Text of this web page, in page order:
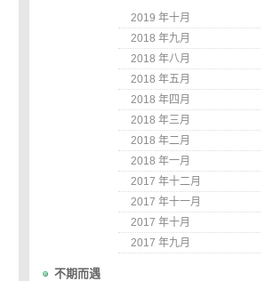
2019 年十月
2018 年九月
2018 年八月
2018 年五月
2018 年四月
2018 年三月
2018 年二月
2018 年一月
2017 年十二月
2017 年十一月
2017 年十月
2017 年九月
不期而遇